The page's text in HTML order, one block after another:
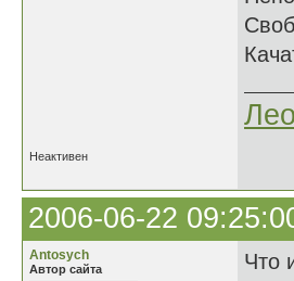
Неактивен
2006-06-22
Antosych
Автор сайта
Что